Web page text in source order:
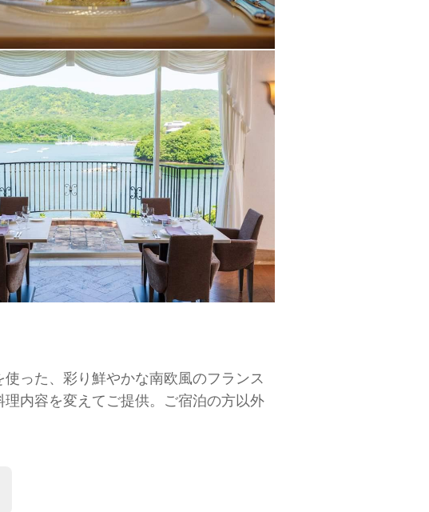
った、彩り鮮やかな南欧風のフランス
内容を変えてご提供。ご宿泊の方以外